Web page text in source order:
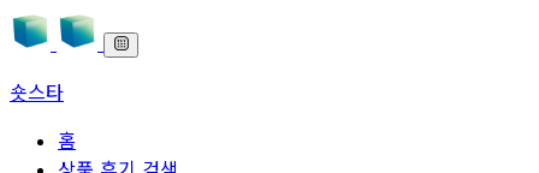
숏스타
홈